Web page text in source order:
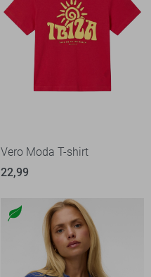
Vero Moda T-shirt
22,99